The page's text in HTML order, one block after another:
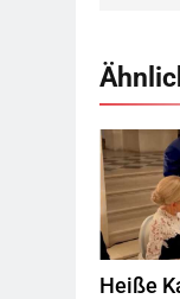
Heiße